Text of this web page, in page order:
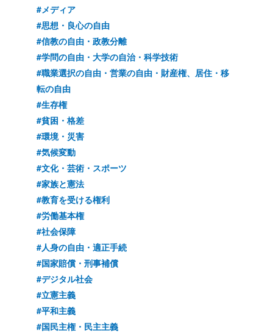
#メディア
#思想・良心の自由
#信教の自由・政教分離
#学問の自由・大学の自治・科学技術
#職業選択の自由・営業の自由・財産権、居住・移
転の自由
#生存権
#貧困・格差
#環境・災害
#気候変動
#文化・芸術・スポーツ
#家族と憲法
#教育を受ける権利
#労働基本権
#社会保障
#人身の自由・適正手続
#国家賠償・刑事補償
#デジタル社会
#立憲主義
#平和主義
#国民主権・民主主義